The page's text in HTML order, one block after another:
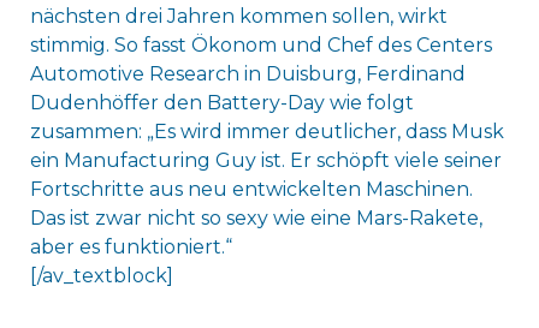
nächsten drei Jahren kommen sollen, wirkt
stimmig. So fasst Ökonom und Chef des Centers
Automotive Research in Duisburg, Ferdinand
Dudenhöffer den Battery-Day wie folgt
zusammen: „Es wird immer deutlicher, dass Musk
ein Manufacturing Guy ist. Er schöpft viele seiner
Fortschritte aus neu entwickelten Maschinen.
Das ist zwar nicht so sexy wie eine Mars-Rakete,
aber es funktioniert.“
[/av_textblock]